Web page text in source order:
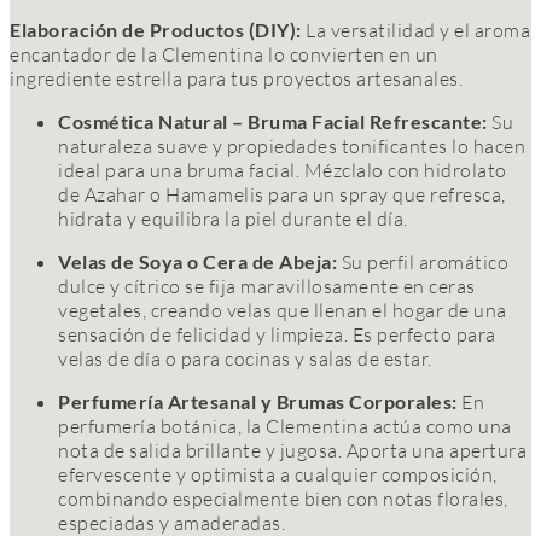
Elaboración de Productos (DIY): La versatilidad y el aroma
encantador de la Clementina lo convierten en un
ingrediente estrella para tus proyectos artesanales.
Cosmética Natural – Bruma Facial Refrescante: Su
naturaleza suave y propiedades tonificantes lo hacen
ideal para una bruma facial. Mézclalo con hidrolato
de Azahar o Hamamelis para un spray que refresca,
hidrata y equilibra la piel durante el día.
Velas de Soya o Cera de Abeja: Su perfil aromático
dulce y cítrico se fija maravillosamente en ceras
vegetales, creando velas que llenan el hogar de una
sensación de felicidad y limpieza. Es perfecto para
velas de día o para cocinas y salas de estar.
Perfumería Artesanal y Brumas Corporales: En
perfumería botánica, la Clementina actúa como una
nota de salida brillante y jugosa. Aporta una apertura
efervescente y optimista a cualquier composición,
combinando especialmente bien con notas florales,
especiadas y amaderadas.